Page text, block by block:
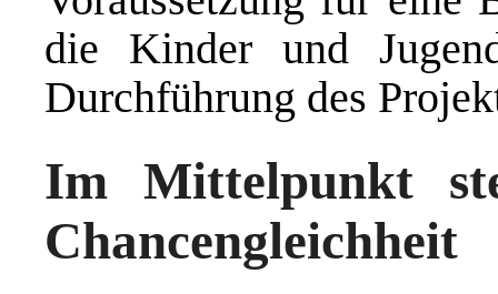
die Kinder und
Durchführung des
Im Mittelpunkt
Chancengleichheit